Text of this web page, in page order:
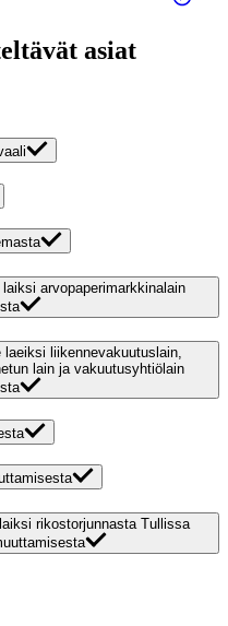
asiat
arvopaperimarkkinalain
liikennevakuutuslain,
lain ja vakuutusyhtiölain
rikostorjunnasta Tullissa